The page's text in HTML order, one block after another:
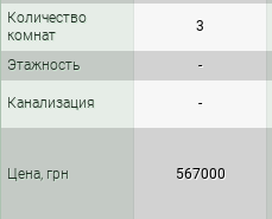
Количество
комнат
3
Этажность -
Канализация -
Цена, грн 567000